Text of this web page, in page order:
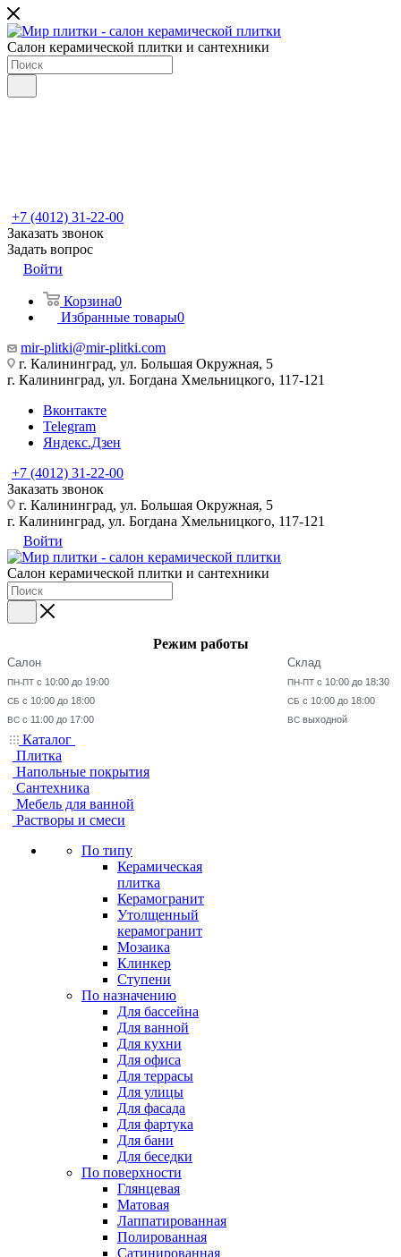
Салон керамической плитки и сантехники
+7 (4012) 31-22-00
Заказать звонок
Задать вопрос
Войти
Корзина0
Избранные товары0
mir-plitki@mir-plitki.com
г. Калининград, ул. Большая Окружная, 5
г. Калининград, ул. Богдана Хмельницкого, 117-121
Вконтакте
Telegram
Яндекс.Дзен
+7 (4012) 31-22-00
Заказать звонок
г. Калининград, ул. Большая Окружная, 5
г. Калининград, ул. Богдана Хмельницкого, 117-121
Войти
Салон керамической плитки и сантехники
Режим работы
Салон
ПН-ПТ с 10:00 до 19:00
СБ с 10:00 до 18:00
ВС с 11:00 до 17:00
Склад
ПН-ПТ с 10:00 до 18:30
СБ с 10:00 до 18:00
ВС выходной
Каталог
Плитка
Напольные покрытия
Сантехника
Мебель для ванной
Растворы и смеси
По типу
Керамическая
плитка
Керамогранит
Утолщенный
керамогранит
Мозаика
Клинкер
Ступени
По назначению
Для бассейна
Для ванной
Для кухни
Для офиса
Для террасы
Для улицы
Для фасада
Для фартука
Для бани
Для беседки
По поверхности
Глянцевая
Матовая
Лаппатированная
Полированная
Сатинированная